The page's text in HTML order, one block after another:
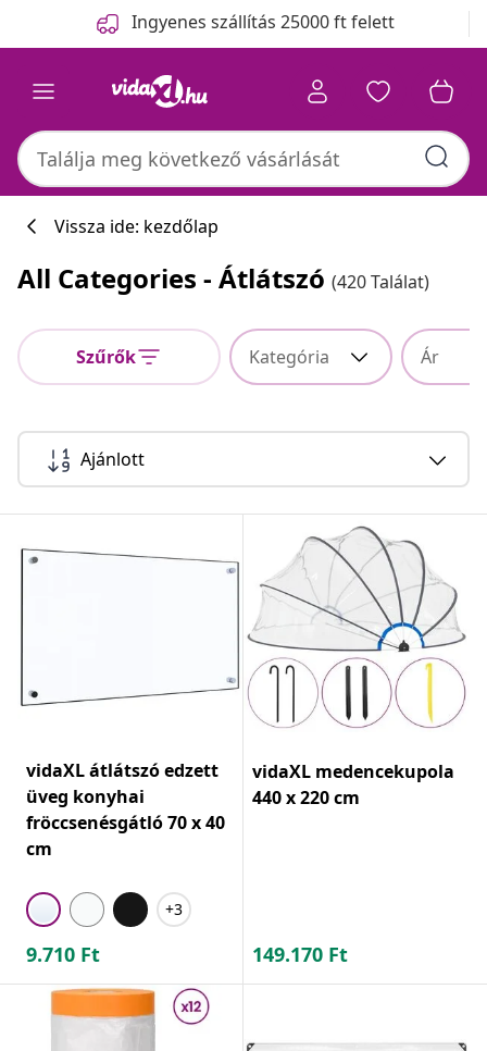
Ingyenes szállítás 25000 ft felett
Vissza ide: kezdőlap
All Categories - Átlátszó (420 Találat)
Szűrők Kategória Ár
Ajánlott
vidaXL átlátszó edzett
üveg konyhai
fröccsenésgátló 70 x 40
cm
+3
9.710 Ft
vidaXL medencekupola
440 x 220 cm
149.170 Ft